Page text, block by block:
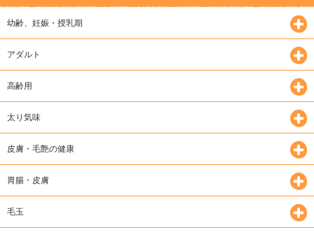
幼齢、妊娠・授乳期
アダルト
高齢用
太り気味
皮膚・毛艶の健康
胃腸・皮膚
毛玉